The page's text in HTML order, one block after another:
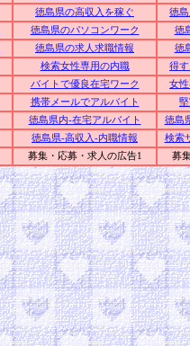
徳島県の高収入を稼ぐ
徳
徳島県のパソコンワーク
徳
徳島県の求人求職情報
徳
検索女性専用の内職
得
バイトで優良在宅ワーク
女
携帯メールでアルバイト
徳島県内-在宅アルバイト
徳島
徳島県-高収入-内職情報
検索
募集・応募・求人の広告1 募